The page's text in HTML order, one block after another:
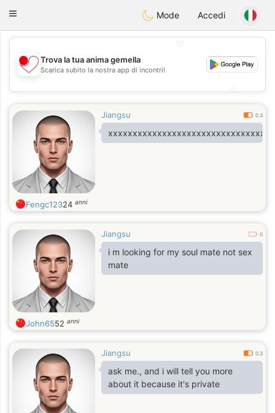
日本Chat
Toggle
Mode Accedi
💖
💕
Trova la tua anima gemella
Scarica subito la nostra app di incontri!
Jiangsu 0.3
Fengc12324 anni
Jiangsu 0
i m looking for my soul mate not sex
mate
John6552 anni
Jiangsu 0.3
ask me., and i will tell you more
about it because it's private